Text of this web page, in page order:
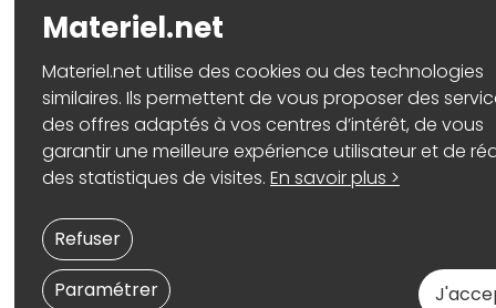
Materiel.net
Materiel.net utilise des cookies ou des technologies
similaires. Ils permettent de vous proposer des
des offres adaptés à vos centres d’intérêt, de vous
garantir une meilleure expérience utilisateur et de
des statistiques de visites.En savoir plus >
Paramétrer
Refuser